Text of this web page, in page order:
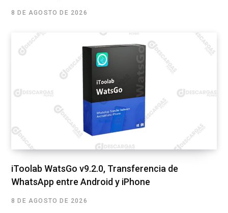
8 DE AGOSTO DE 2026
iToolab WatsGo v9.2.0, Transferencia de
WhatsApp entre Android y iPhone
8 DE AGOSTO DE 2026